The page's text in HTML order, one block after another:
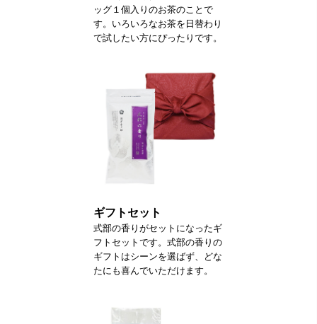
ッグ１個入りのお茶のことで
す。いろいろなお茶を日替わり
で試したい方にぴったりです。
ギフトセット
式部の香りがセットになったギ
フトセットです。式部の香りの
ギフトはシーンを選ばず、どな
たにも喜んでいただけます。